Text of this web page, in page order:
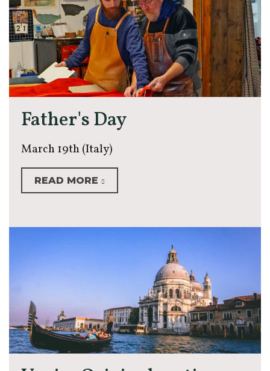
Father's Day
March 19th (Italy)
READ MORE